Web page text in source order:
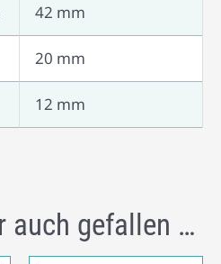
42 mm
20 mm
12 mm
auch gefallen …